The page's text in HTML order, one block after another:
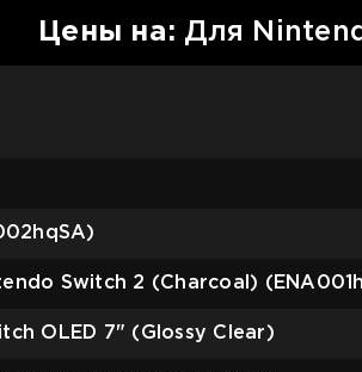
Цены на: Для
Switch 2 (Charcoal)
OLED 7" (Glossy Clear)